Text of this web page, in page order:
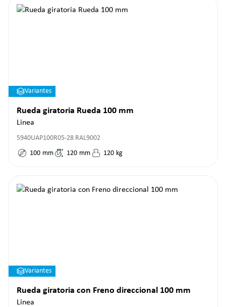
Variantes
Rueda giratoria Rueda 100 mm
Linea
5940UAP100R05-28 RAL9002
100 mm 120 mm 120 kg
Variantes
Rueda giratoria con Freno direccional 100 mm
Linea